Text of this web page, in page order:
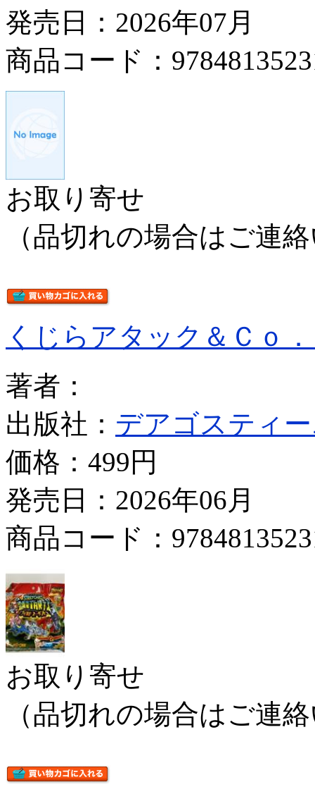
発売日：2026年07月
商品コード：
お取り寄せ
（品切れの場合はご連
くじらアタック＆Ｃｏ
著者：
出版社： デアゴスティ
価格： 499円
発売日：2026年06月
商品コード：
お取り寄せ
（品切れの場合はご連